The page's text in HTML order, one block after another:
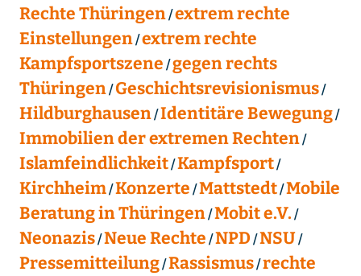
Rechte Thüringen extrem rechte
Einstellungen extrem rechte
Kampfsportszene gegen rechts
Thüringen Geschichtsrevisionismus
Hildburghausen Identitäre Bewegung
Immobilien der extremen Rechten
Islamfeindlichkeit Kampfsport
Kirchheim Konzerte Mattstedt Mobile
Beratung in Thüringen Mobit e.V.
Neonazis Neue Rechte NPD NSU
Pressemitteilung Rassismus rechte